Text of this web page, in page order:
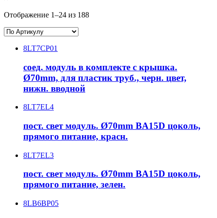
Отображение 1–24 из 188
8LT7CP01
соед. модуль в комплекте с крышка.
Ø70mm, для пластик труб., черн. цвет,
нижн. вводной
8LT7EL4
пост. свет модуль. Ø70mm BA15D цоколь,
прямого питание, красн.
8LT7EL3
пост. свет модуль. Ø70mm BA15D цоколь,
прямого питание, зелен.
8LB6BP05